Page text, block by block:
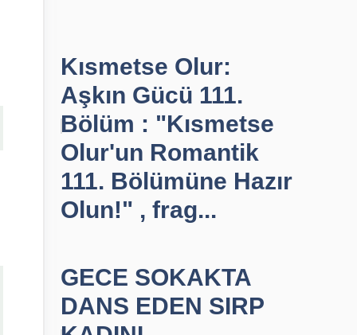
Kısmetse Olur:
Aşkın Gücü 111.
Bölüm : "Kısmetse
Olur'un Romantik
111. Bölümüne Hazır
Olun!" , frag...
GECE SOKAKTA
DANS EDEN SIRP